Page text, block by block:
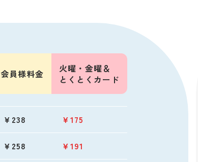
会員様料金 火曜・金曜＆
とくとく カード
￥238 ￥175
￥258 ￥191